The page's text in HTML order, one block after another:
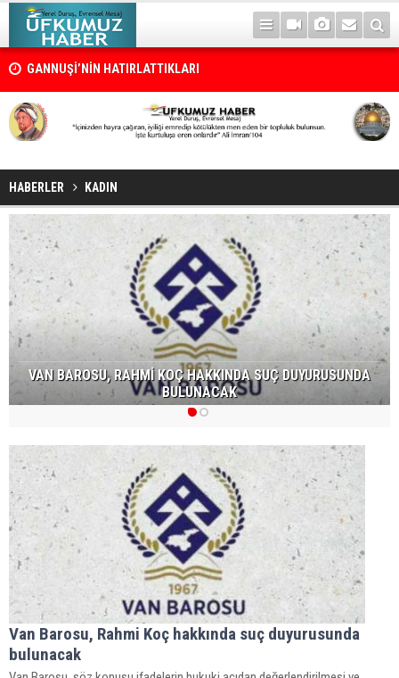
GANNUŞİ’NİN HATIRLATTIKLARI
HABERLER KADIN
VAN BAROSU, RAHMİ KOÇ HAKKINDA SUÇ DUYURUSUNDA
BULUNACAK
Van Barosu, Rahmi Koç hakkında suç duyurusunda
bulunacak